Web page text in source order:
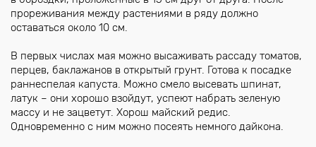
прореживания между растениями в ряду должно
оставаться около 10 см.
В первых числах мая можно высаживать рассаду томатов,
перцев, баклажанов в открытый грунт. Готова к посадке
раннеспелая капуста. Можно смело высевать шпинат,
латук – они хорошо взойдут, успеют набрать зеленую
массу и не зацветут. Хорош майский редис.
Одновременно с ним можно посеять немного дайкона.